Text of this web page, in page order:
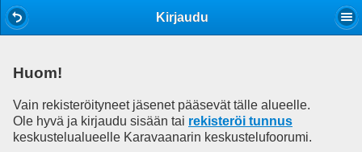
Kirjaudu
Huom!
Vain rekisteröityneet jäsenet pääsevät tälle alueelle.
Ole hyvä ja kirjaudu sisään tai rekisteröi tunnus
keskustelualueelle Karavaanarin keskustelufoorumi.